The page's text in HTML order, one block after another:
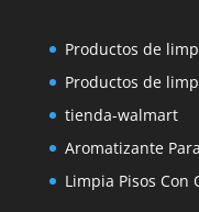
Productos de
Productos de
tienda-walmart
Aromatizante
Limpia Pisos Con